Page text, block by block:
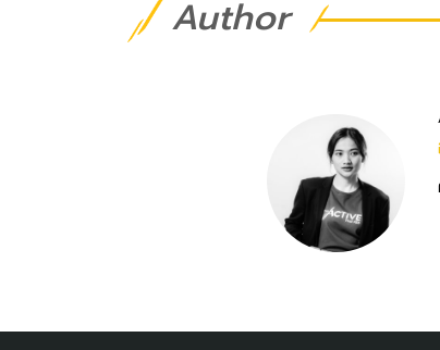
Author